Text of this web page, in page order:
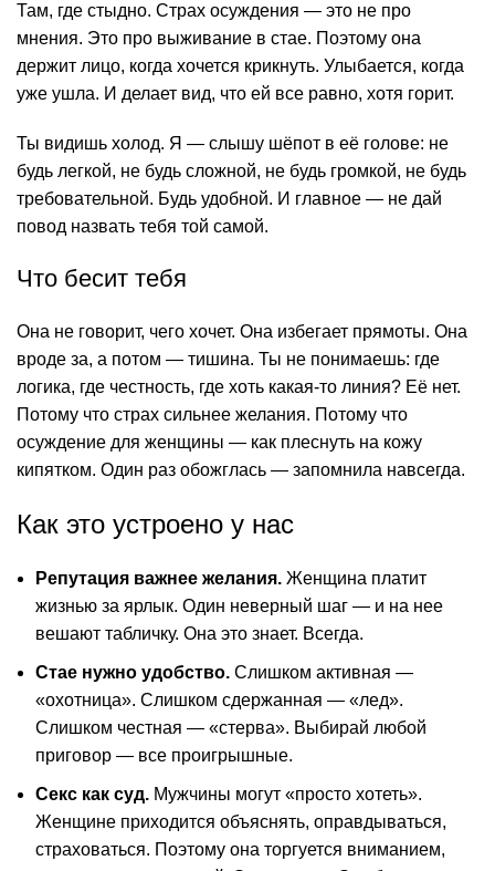
Там, где стыдно. Страх осуждения — это не про
мнения. Это про выживание в стае. Поэтому она
держит лицо, когда хочется крикнуть. Улыбается, когда
уже ушла. И делает вид, что ей все равно, хотя горит.
Ты видишь холод. Я — слышу шёпот в её голове: не
будь легкой, не будь сложной, не будь громкой, не будь
требовательной. Будь удобной. И главное — не дай
повод назвать тебя той самой.
Что бесит тебя
Она не говорит, чего хочет. Она избегает прямоты. Она
вроде за, а потом — тишина. Ты не понимаешь: где
логика, где честность, где хоть какая-то линия? Её нет.
Потому что страх сильнее желания. Потому что
осуждение для женщины — как плеснуть на кожу
кипятком. Один раз обожглась — запомнила навсегда.
Как это устроено у нас
Репутация важнее желания. Женщина платит
жизнью за ярлык. Один неверный шаг — и на нее
вешают табличку. Она это знает. Всегда.
Стае нужно удобство. Слишком активная —
«охотница». Слишком сдержанная — «лед».
Слишком честная — «стерва». Выбирай любой
приговор — все проигрышные.
Секс как суд. Мужчины могут «просто хотеть».
Женщине приходится объяснять, оправдываться,
страховаться. Поэтому она торгуется вниманием,